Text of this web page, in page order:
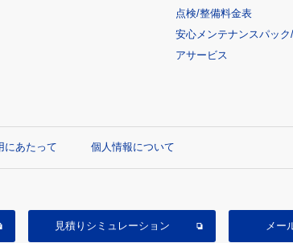
点検/整備料金表
安心メンテナンスパック
アサービス
にあたって 個人情報について
見積り シミュレーション メー